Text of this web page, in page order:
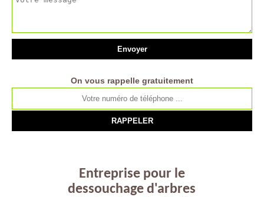
On vous rappelle gratuitement
Entreprise pour le
dessouchage d'arbres